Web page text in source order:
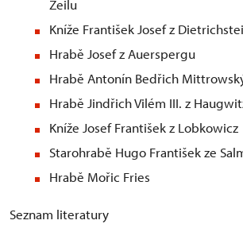
Zeilu
Kníže František Josef z
Hrabě Josef z Auerspergu
Hrabě Antonín Bedřich
Hrabě Jindřich Vilém III. z
Kníže Josef František z Lobkowicz
Starohrabě Hugo František ze
Hrabě Mořic Fries
Seznam literatury